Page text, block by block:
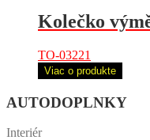
Kolečko
TO-03221
Viac o produkte
AUTODOPLNKY
Interiér